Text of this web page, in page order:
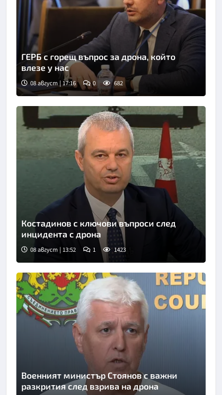
ГЕРБ с горещ въпрос за дрона, който
влезе у нас
08 август | 17:16 0 682
Снимка: Нова телевизия
Костадинов с ключови въпроси след
инцидента с дрона
08 август | 13:52 1 1423
Военният министър Стоянов с важни
разкрития след взрива на дрона